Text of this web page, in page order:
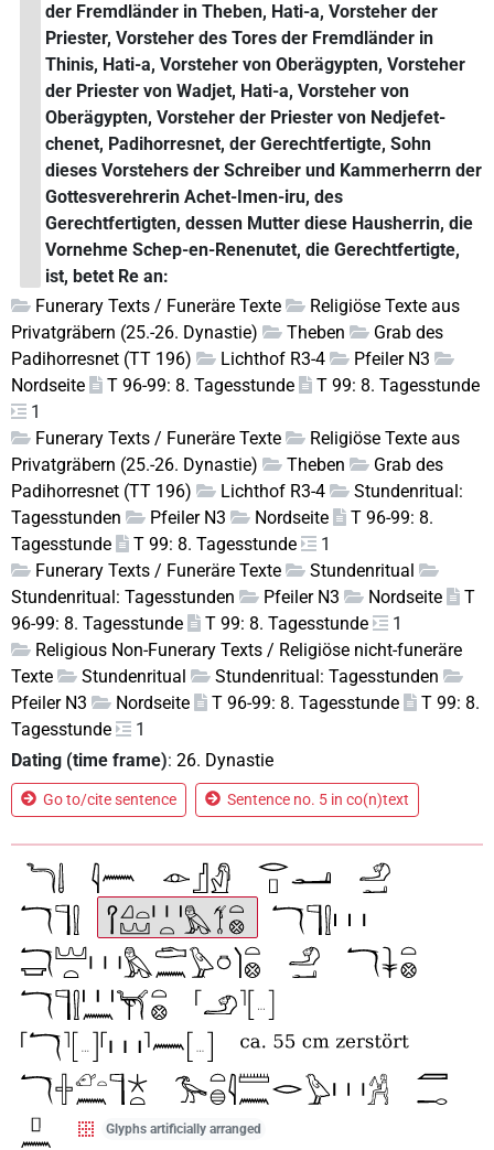
der Fremdländer in Theben, Hati-a, Vorsteher der
Priester, Vorsteher des Tores der Fremdländer in
Thinis, Hati-a, Vorsteher von Oberägypten, Vorsteher
der Priester von Wadjet, Hati-a, Vorsteher von
Oberägypten, Vorsteher der Priester von Nedjefet-
chenet, Padihorresnet, der Gerechtfertigte, Sohn
dieses Vorstehers der Schreiber und Kammerherrn der
Gottesverehrerin Achet-Imen-iru, des
Gerechtfertigten, dessen Mutter diese Hausherrin, die
Vornehme Schep-en-Renenutet, die Gerechtfertigte,
ist, betet Re an:
Funerary Texts / Funeräre Texte
Religiöse Texte aus
Privatgräbern (25.-26. Dynastie)
Theben
Grab des
Padihorresnet (TT 196)
Lichthof R3-4
Pfeiler N3
Nordseite
T 96-99: 8. Tagesstunde
T 99: 8. Tagesstunde
1
Funerary Texts / Funeräre Texte
Religiöse Texte aus
Privatgräbern (25.-26. Dynastie)
Theben
Grab des
Padihorresnet (TT 196)
Lichthof R3-4
Stundenritual:
Tagesstunden
Pfeiler N3 Nordseite
T 96-99: 8.
Tagesstunde
T 99: 8. Tagesstunde
1
Funerary Texts / Funeräre Texte
Stundenritual
Stundenritual: Tagesstunden
Pfeiler N3 Nordseite
T
96-99: 8. Tagesstunde
T 99: 8. Tagesstunde
1
Religious Non-Funerary Texts / Religiöse nicht-funeräre
Texte
Stundenritual
Stundenritual: Tagesstunden
Pfeiler N3
Nordseite T 96-99: 8. Tagesstunde
T 99: 8.
Tagesstunde
1
Dating (time frame): 26. Dynastie
Go to/cite sentence Sentence no. 5 in co(n)text
Glyphs artificially arranged